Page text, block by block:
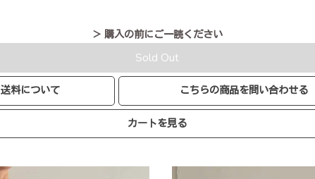
＞ 購入の前にご一読ください
Sold Out
送料について こちらの商品を問い合わせる
カートを見る